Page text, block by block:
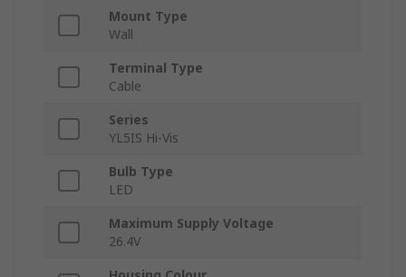
Mount Type
Wall
Terminal Type
Cable
Series
YL5IS Hi-Vis
Bulb Type
LED
Maximum Supply Voltage
26.4V